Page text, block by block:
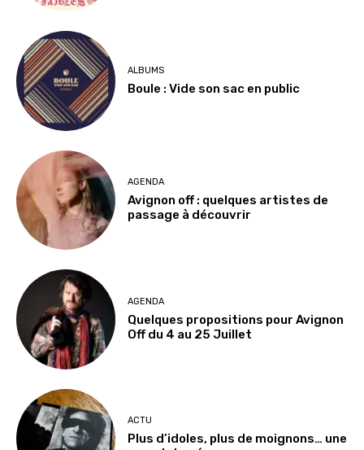
ALBUMS
Boule : Vide son sac en public
AGENDA
Avignon off : quelques artistes de
passage à découvrir
AGENDA
Quelques propositions pour Avignon
Off du 4 au 25 Juillet
ACTU
Plus d’idoles, plus de moignons… une